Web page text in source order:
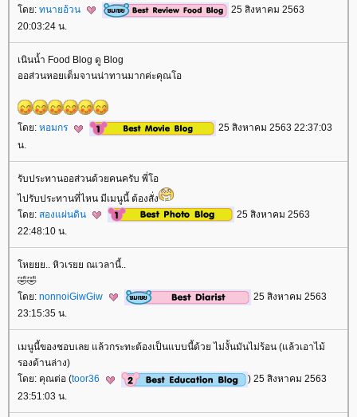
ดย: ทนายอ้วน
25 สิงหาคม 2563
20:03:24 น.
เนินน้ำ Food Blog ดู Blog
ออส่วนหอยเต็มจานน่าทานมากค่ะคุณโอ
ดย: หอมกร
25 สิงหาคม 2563 22:37:03
น.
รับประทานออส่วนด้วยคนครับ พี่โอ
ไปรับประทานที่ไหน มีเมนูนี้ ต้องสั่ง
ดย: สองแผ่นดิน
25 สิงหาคม 2563
22:48:10 น.
หยยย.. หิวเรยย​ ณ​เวลานี้..
🤣🤣
ดย: nonnoiGiwGiw
25 สิงหาคม 2563
23:15:35 น.
เมนูนี้ของชอบเลย แล้วกระทะต้องเป็นแบบนี้ด้วย ไม่งั้นมันไม่ร้อน (แล้วเอาไม้
รองด้านล่าง)
ดย: คุณต่อ (toor36
) 25 สิงหาคม 2563
23:51:03 น.